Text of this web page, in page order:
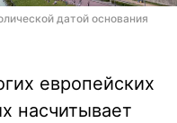
датой основания
европейских
насчитывает